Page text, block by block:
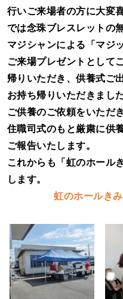
行いご来場者の方に大変
では念珠ブレスレットの
マジシャンによる「マジ
ご来場プレゼントとして
帰りいただき、供養式ご
お持ち帰りいただきました
ご供養のご依頼をいただ
住職司式のもと厳粛に供
ご報告いたします。
これからも「虹のホール
します。
虹のホールき